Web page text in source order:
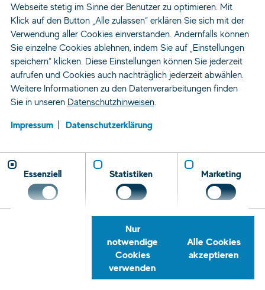
Zeitarbeit und Personaldienstleistung
Schulungszentrum Regensburg
Rückrufservice
Telefon E-
Webseite stetig im Sinne der Benutzer zu optimieren. Mit
Klick auf den Button „Alle zulassen“ erklären Sie sich mit der
Verwendung aller Cookies einverstanden. Andernfalls können
Sie einzelne Cookies ablehnen, indem Sie auf „Einstellungen
speichern“ klicken. Diese Einstellungen können Sie jederzeit
aufrufen und Cookies auch nachträglich jederzeit abwählen.
Weitere Informationen zu den Datenverarbeitungen finden
Sie in unseren Datenschutzhinweisen.
Impressum
Datenschutzerklärung
Essenziell Statistiken Marketing
Nur
notwendige
Cookies
verwenden
Alle Cookies
akzeptieren